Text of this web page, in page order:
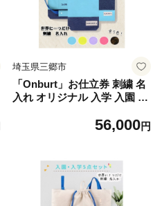
埼玉県三郷市
「Onburt」お仕立券 刺繍 名
入れ オリジナル 入学 入園 3
56,000円